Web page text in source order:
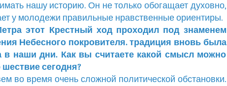
нашу историю. Он не только обогащает духовно,
у молодежи правильные нравственные ориентиры.
этот Крестный ход проходил под знаменем
Небесного покровителя. традиция вновь была
в наши дни. Как вы считаете какой смысл можно
сегодня?
во время очень сложной политической обстановки.